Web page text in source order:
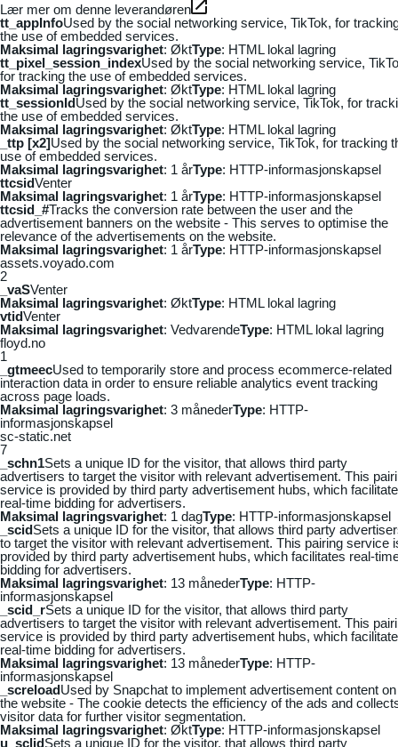
Lær mer om denne leverandøren
tt_appInfoUsed by the social networking service, TikTok, for
the use of embedded services.
Maksimal lagringsvarighet: ØktType: HTML lokal lagring
tt_pixel_session_indexUsed by the social networking service,
for tracking the use of embedded services.
Maksimal lagringsvarighet: ØktType: HTML lokal lagring
tt_sessionIdUsed by the social networking service, TikTok, for
the use of embedded services.
Maksimal lagringsvarighet: ØktType: HTML lokal lagring
_ttp [x2]Used by the social networking service, TikTok, for tracking
use of embedded services.
Maksimal lagringsvarighet: 1 årType: HTTP-informasjonskapsel
ttcsidVenter
Maksimal lagringsvarighet: 1 årType: HTTP-informasjonskapsel
ttcsid_#Tracks the conversion rate between the user and the
advertisement banners on the website - This serves to optimise the
relevance of the advertisements on the website.
Maksimal lagringsvarighet: 1 årType: HTTP-informasjonskapsel
assets.voyado.com
2
_vaSVenter
Maksimal lagringsvarighet: ØktType: HTML lokal lagring
vtidVenter
Maksimal lagringsvarighet: VedvarendeType: HTML lokal lagring
floyd.no
1
_gtmeecUsed to temporarily store and process ecommerce-related
interaction data in order to ensure reliable analytics event tracking
across page loads.
Maksimal lagringsvarighet: 3 månederType: HTTP-
informasjonskapsel
sc-static.net
7
_schn1Sets a unique ID for the visitor, that allows third party
advertisers to target the visitor with relevant advertisement. This
service is provided by third party advertisement hubs, which
real-time bidding for advertisers.
Maksimal lagringsvarighet: 1 dagType: HTTP-informasjonskapsel
_scidSets a unique ID for the visitor, that allows third party
to target the visitor with relevant advertisement. This pairing service
provided by third party advertisement hubs, which facilitates real-
bidding for advertisers.
Maksimal lagringsvarighet: 13 månederType: HTTP-
informasjonskapsel
_scid_rSets a unique ID for the visitor, that allows third party
advertisers to target the visitor with relevant advertisement. This
service is provided by third party advertisement hubs, which
real-time bidding for advertisers.
Maksimal lagringsvarighet: 13 månederType: HTTP-
informasjonskapsel
_screloadUsed by Snapchat to implement advertisement content on
the website - The cookie detects the efficiency of the ads and
visitor data for further visitor segmentation.
Maksimal lagringsvarighet: ØktType: HTTP-informasjonskapsel
u_sclidSets a unique ID for the visitor, that allows third party